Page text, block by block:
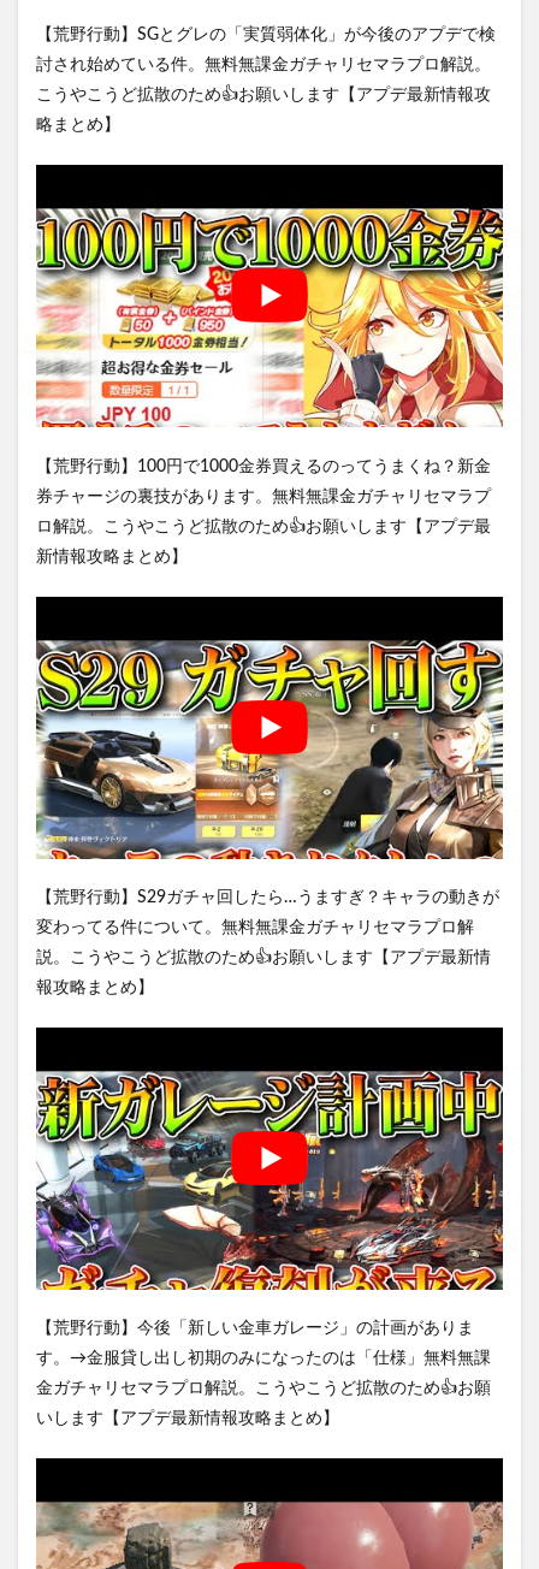
【荒野行動】SGとグレの「実質弱体化」が今後のアプデで検
討され始めている件。無料無課金ガチャリセマラプロ解説。
こうやこうど拡散のため👍お願いします【アプデ最新情報攻
略まとめ】
【荒野行動】100円で1000金券買えるのってうまくね？新金
券チャージの裏技があります。無料無課金ガチャリセマラプ
ロ解説。こうやこうど拡散のため👍お願いします【アプデ最
新情報攻略まとめ】
【荒野行動】S29ガチャ回したら…うますぎ？キャラの動きが
変わってる件について。無料無課金ガチャリセマラプロ解
説。こうやこうど拡散のため👍お願いします【アプデ最新情
報攻略まとめ】
【荒野行動】今後「新しい金車ガレージ」の計画がありま
す。→金服貸し出し初期のみになったのは「仕様」無料無課
金ガチャリセマラプロ解説。こうやこうど拡散のため👍お願
いします【アプデ最新情報攻略まとめ】